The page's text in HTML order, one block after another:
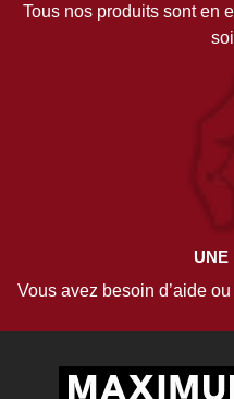
Tous nos produits sont en
UNE
Vous avez besoin d’aide